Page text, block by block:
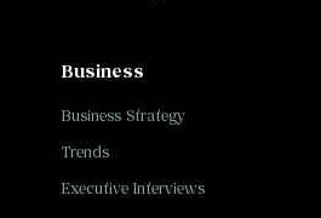
Business
Business Strategy
Trends
Executive Interviews